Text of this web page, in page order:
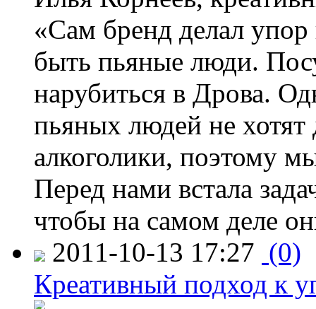
«Сам бренд делал
быть пьяные люди.
нарубиться в Дрова.
пьяных людей не
алкоголики, поэтому
Перед нами встала
чтобы на самом деле
2011-10-13 17:27 (0)
Креативный подход к